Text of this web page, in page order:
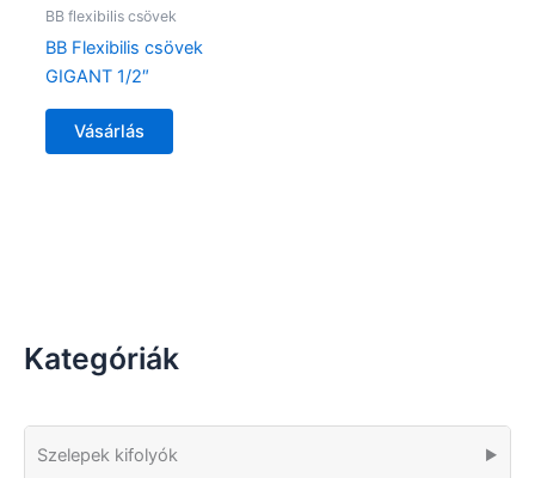
Kategóriák
Szelepek kifolyók ▶
BB flexibilis csövek
BB Flexibilis csövek
GIGANT 1/2″
Vásárlás